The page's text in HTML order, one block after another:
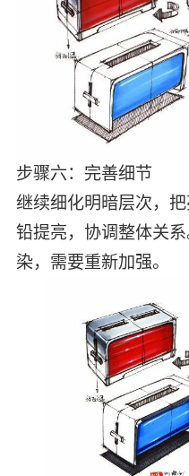
步骤六：完善细节
继续细化明暗层次，
铅提亮，协调整体关
染，需要重新加强。